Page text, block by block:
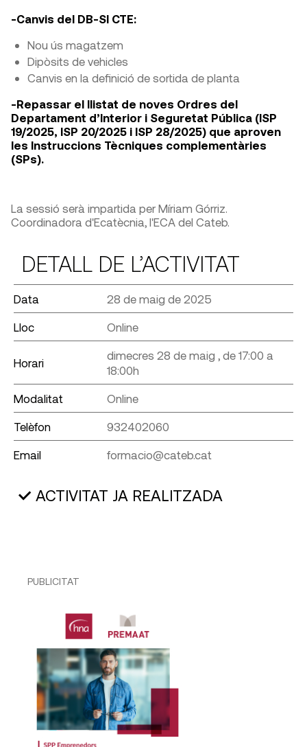
-Canvis del DB-SI CTE:
Nou ús magatzem
Dipòsits de vehicles
Canvis en la definició de sortida de planta
-Repassar el llistat de noves Ordres del
Departament d’Interior i Seguretat Pública (ISP
19/2025, ISP 20/2025 i ISP 28/2025) que aproven
les Instruccions Tècniques complementàries
(SPs).
La sessió serà impartida per Míriam Górriz.
Coordinadora d'Ecatècnia, l'ECA del Cateb.
DETALL DE L’ACTIVITAT
Data 28 de maig de 2025
Lloc Online
Horari
dimecres 28 de maig , de 17:00 a
18:00h
Modalitat Online
Telèfon 932402060
Email formacio@cateb.cat
ACTIVITAT JA REALITZADA
PUBLICITAT